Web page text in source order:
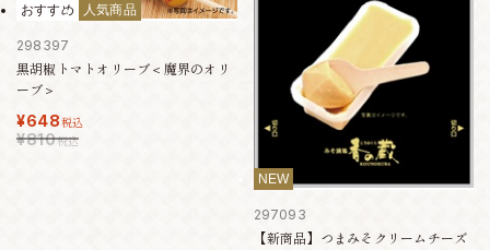
おすすめ 人気商品
298397
黒胡椒トマトオリーブ＜魔界のオリ
ーブ＞
¥648税込
¥810税込
NEW
297093
【新商品】つまみそクリームチーズ